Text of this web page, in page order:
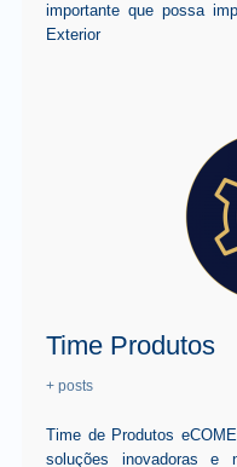
importante que possa
Exterior
Time Produtos
+ posts
Time de Produtos
soluções inovadoras e